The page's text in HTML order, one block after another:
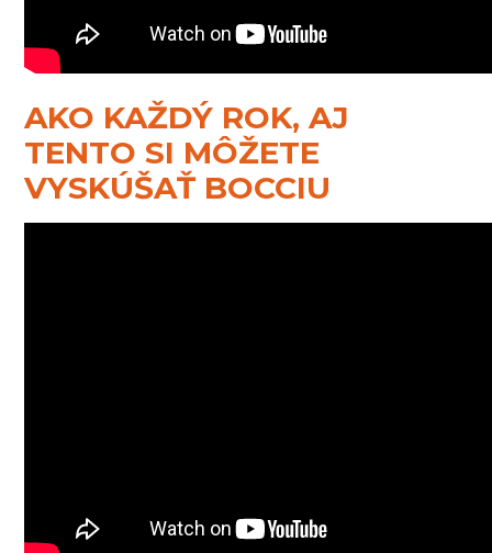
AKO KAŽDÝ ROK, AJ
TENTO SI MÔŽETE
VYSKÚŠAŤ BOCCIU